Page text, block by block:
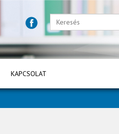
KAPCSOLAT